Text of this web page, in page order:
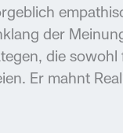
der
die sowohl
Er mahnt